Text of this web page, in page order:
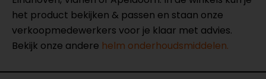
het product bekijken & passen en staan onze
verkoopmedewerkers voor je klaar met advies.
Bekijk onze andere helm onderhoudsmiddelen.